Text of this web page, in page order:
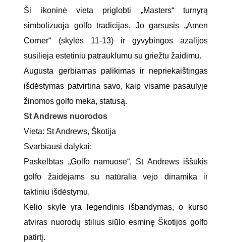
Ši ikoninė vieta priglobti „Masters“ turnyrą
simbolizuoja golfo tradicijas. Jo garsusis „Amen
Corner“ (skylės 11-13) ir gyvybingos azalijos
susilieja estetiniu patrauklumu su griežtu žaidimu.
Augusta gerbiamas palikimas ir nepriekaištingas
išdėstymas patvirtina savo, kaip visame pasaulyje
žinomos golfo meka, statusą.
St Andrews nuorodos
Vieta: St Andrews, Škotija
Svarbiausi dalykai:
Paskelbtas „Golfo namuose“, St Andrews iššūkis
golfo žaidėjams su natūralia vėjo dinamika ir
taktiniu išdėstymu.
Kelio skylė yra legendinis išbandymas, o kurso
atviras nuorodų stilius siūlo esminę Škotijos golfo
patirtį.